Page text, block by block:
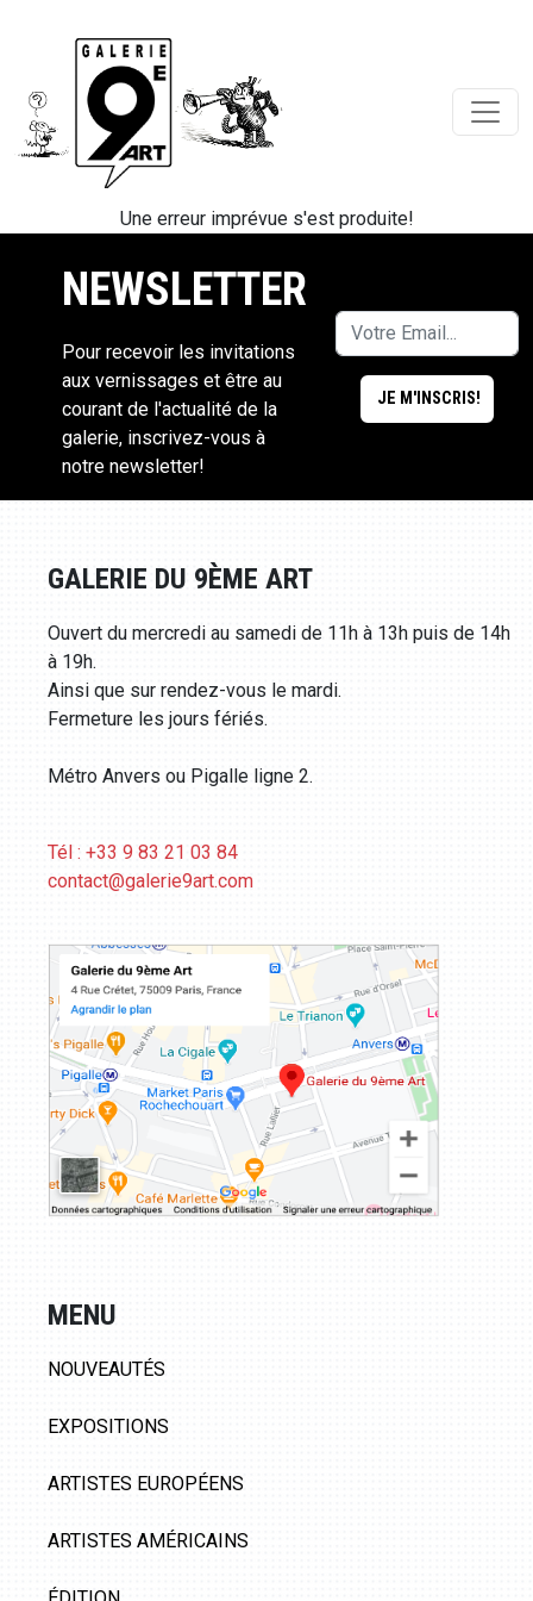
Une erreur imprévue s'est produite!
NEWSLETTER
Pour recevoir les invitations
aux vernissages et être au
courant de l'actualité de la
galerie, inscrivez-vous à
notre newsletter!
GALERIE DU 9ÈME ART
Ouvert du mercredi au samedi de 11h à 13h puis de 14h
à 19h.
Ainsi que sur rendez-vous le mardi.
Fermeture les jours fériés.
Métro Anvers ou Pigalle ligne 2.
Tél : +33 9 83 21 03 84
contact@galerie9art.com
MENU
NOUVEAUTÉS
EXPOSITIONS
ARTISTES EUROPÉENS
ARTISTES AMÉRICAINS